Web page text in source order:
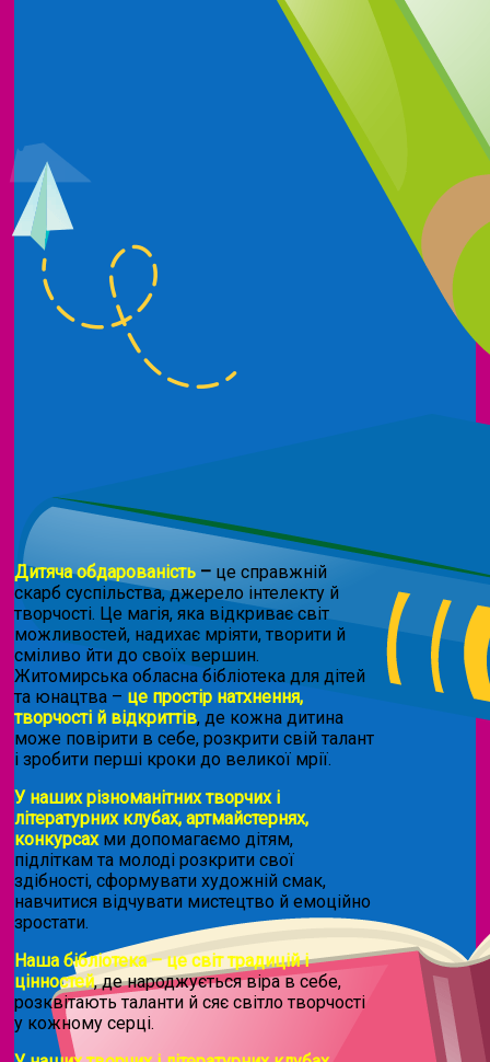
Дитяча обдарованість – це справжній
скарб суспільства, джерело інтелекту й
творчості. Це магія, яка відкриває світ
можливостей, надихає мріяти, творити й
сміливо йти до своїх вершин.
Житомирська обласна бібліотека для дітей
та юнацтва – це простір натхнення,
творчості й відкриттів, де кожна дитина
може повірити в себе, розкрити свій талант
і зробити перші кроки до великої мрії.
У наших різноманітних творчих і
літературних клубах, артмайстернях,
конкурсахми допомагаємо дітям,
підліткам та молоді розкрити свої
здібності, сформувати художній смак,
навчитися відчувати мистецтво й емоційно
зростати.
Наша бібліотека – це світ традицій і
цінностей, де народжується віра в себе,
розквітають таланти й сяє світло творчості
у кожному серці.